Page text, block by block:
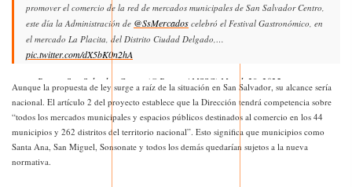
promover el comercio de la red de mercados municipales de San Salvador Centro,
este día la Administración de @SsMercados celebró el Festival Gastronómico, en
el mercado La Placita, del Distrito Ciudad Delgado,…
pic.twitter.com/dX5bK0n2hA
— Prensa San Salvador Centro (@PrensaAMSSC) March 29, 2025
Aunque la propuesta de ley surge a raíz de la situación en San Salvador, su alcance sería
nacional. El artículo 2 del proyecto establece que la Dirección tendrá competencia sobre
“todos los mercados municipales y espacios públicos destinados al comercio en los 44
municipios y 262 distritos del territorio nacional”. Esto significa que municipios como
Santa Ana, San Miguel, Sonsonate y todos los demás quedarían sujetos a la nueva
normativa.